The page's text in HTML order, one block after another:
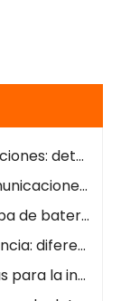
Monitoreo de baterías de subestaciones: detección temprana de fallas, operación segura y fácil integración
Monitoreo de baterías de telecomunicaciones: alarmas remotas, menor OPEX, energía de respaldo más segura
Monitoreo de batería versus prueba de batería: diferencias y casos de uso
Resistencia interna versus impedancia: diferencias clave para el estado de la batería
Sistemas de monitoreo de baterías para la industria del petróleo y el gas